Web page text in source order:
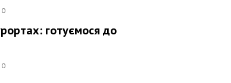
готуємося до
0